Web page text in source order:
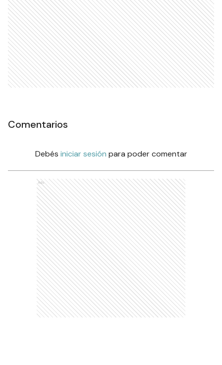
Comentarios
Debés iniciar sesión para poder comentar
Ads